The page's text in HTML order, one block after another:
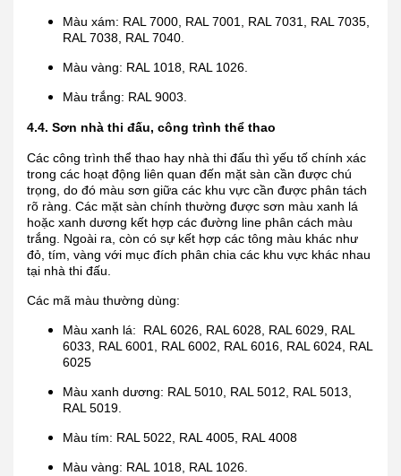
Màu xám: RAL 7000, RAL 7001, RAL 7031, RAL 7035,
RAL 7038, RAL 7040.
Màu vàng: RAL 1018, RAL 1026.
Màu trắng: RAL 9003.
4.4. Sơn nhà thi đấu, công trình thể thao
Các công trình thể thao hay nhà thi đấu thì yếu tố chính xác
trong các hoạt động liên quan đến mặt sàn cần được chú
trọng, do đó màu sơn giữa các khu vực cần được phân tách
rõ ràng. Các mặt sàn chính thường được sơn màu xanh lá
hoặc xanh dương kết hợp các đường line phân cách màu
trắng. Ngoài ra, còn có sự kết hợp các tông màu khác như
đỏ, tím, vàng với mục đích phân chia các khu vực khác nhau
tại nhà thi đấu.
Các mã màu thường dùng:
Màu xanh lá: RAL 6026, RAL 6028, RAL 6029, RAL
6033, RAL 6001, RAL 6002, RAL 6016, RAL 6024, RAL
6025
Màu xanh dương: RAL 5010, RAL 5012, RAL 5013,
RAL 5019.
Màu tím: RAL 5022, RAL 4005, RAL 4008
Màu vàng: RAL 1018, RAL 1026.